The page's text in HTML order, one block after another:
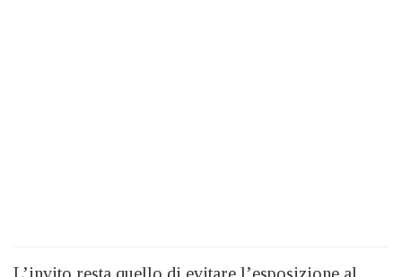
L’invito resta quello di evitare l’esposizione al